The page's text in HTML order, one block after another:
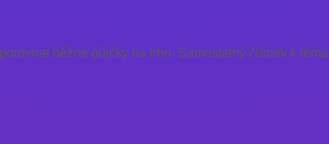
běžné půjčky na trhu. Samostatný článek k